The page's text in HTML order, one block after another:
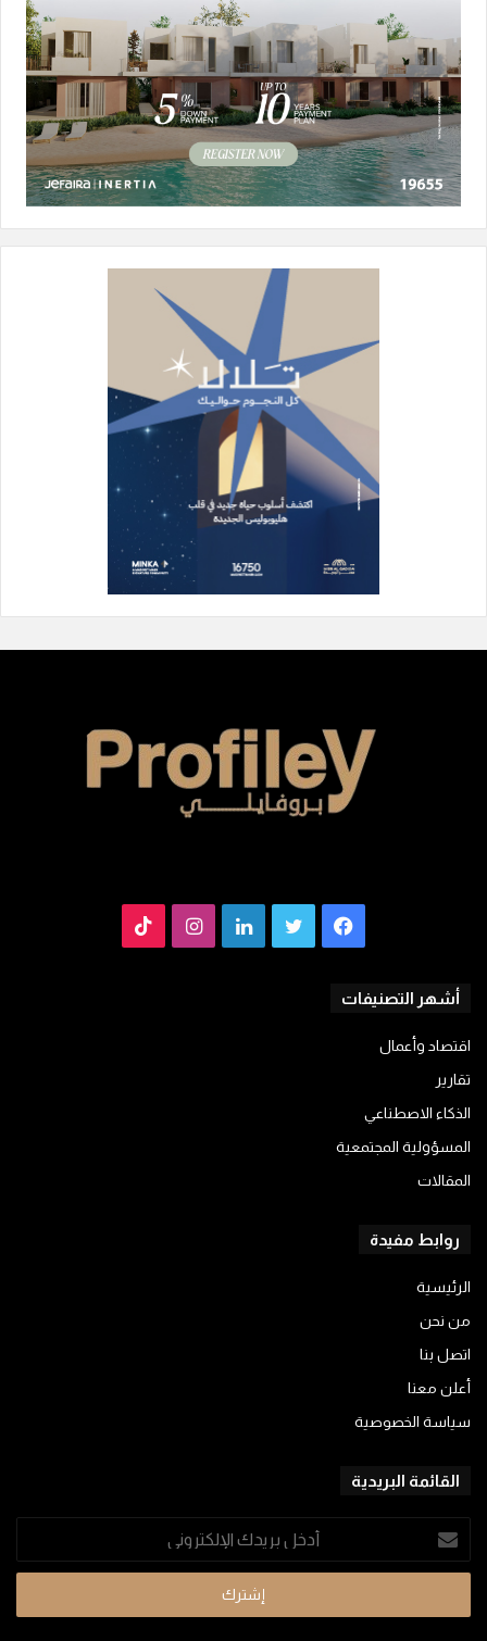
فيسبوكتويتر لينكدإن انستقرام
أشهر التصنيفات
اقتصاد وأعمال
تقارير
الذكاء الاصطناعي
المسؤولية المجتمعية
المقالات
روابط مفيدة
الرئيسية
من نحن
اتصل بنا
أعلن معنا
سياسة الخصوصية
القائمة البريدية
أدخل
بريدك
الإلكتروني